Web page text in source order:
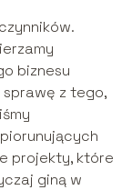
biznesu
z tego,
projekty, które
giną w